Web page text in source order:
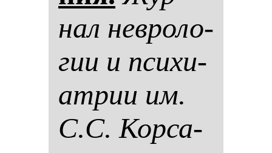
нал нев­ро­ло­
гии и пси­хи­
ат­рии им.
С.С. Кор­са­